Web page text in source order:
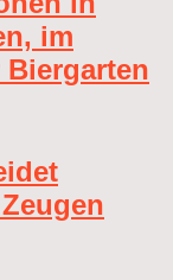
im